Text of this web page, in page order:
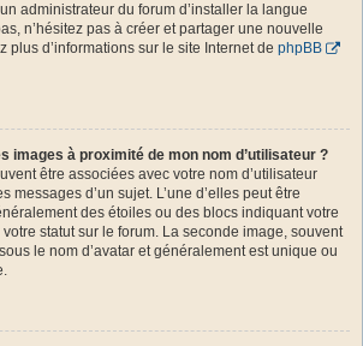
administrateur du forum d’installer la langue
n’hésitez pas à créer et partager une nouvelle
plus d’informations sur le site Internet de phpBB
images à proximité de mon nom d’utilisateur ?
être associées avec votre nom d’utilisateur
messages d’un sujet. L’une d’elles peut être
des étoiles ou des blocs indiquant votre
statut sur le forum. La seconde image, souvent
le nom d’avatar et généralement est unique ou